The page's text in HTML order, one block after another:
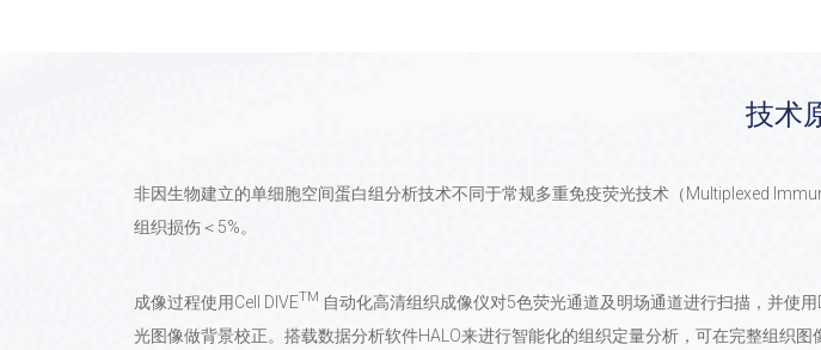
技术
非因生物建立的单细胞空间蛋白组分析技术不同于常规多重免疫荧光技术（Multiplexed
组织损伤＜5%。
成像过程使用Cell DIVETM 自动化高清组织成像仪对5色荧光通道及明场通道进行扫描，并使
光图像做背景校正。搭载数据分析软件HALO来进行智能化的组织定量分析，可在完整组织